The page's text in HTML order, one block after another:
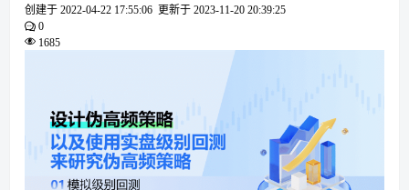
创建于 2022-04-22 17:55:06 更新于 2023-11-20 20:39:25
0
1685